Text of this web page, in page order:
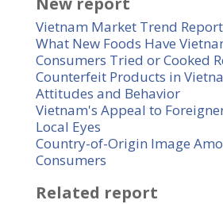
Vietnam Market Trend
What New Foods Have
Consumers Tried or Cooked
Counterfeit Products in
Attitudes and Behavior
Vietnam's Appeal to
Local Eyes
Country-of-Origin Image
Consumers
Related report